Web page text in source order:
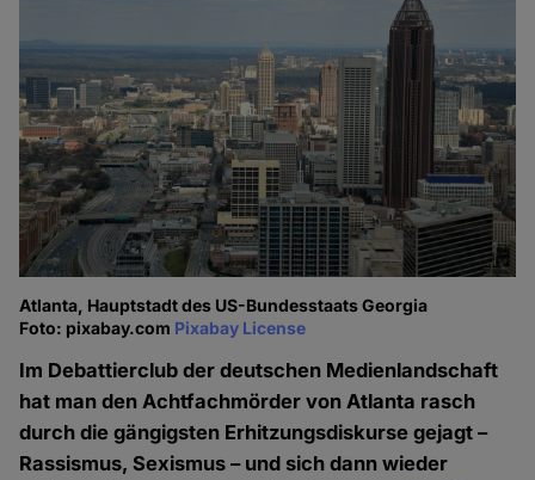
Atlanta, Hauptstadt des US-Bundesstaats Georgia
Foto: pixabay.com Pixabay License
Im Debattierclub der deutschen Medienlandschaft
hat man den Achtfachmörder von Atlanta rasch
durch die gängigsten Erhitzungsdiskurse gejagt –
Rassismus, Sexismus – und sich dann wieder